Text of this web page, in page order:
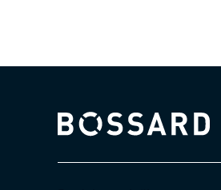
Bossard homepage